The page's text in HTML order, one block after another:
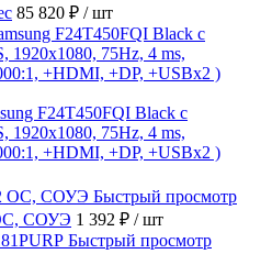
85 820 ₽ / шт
F24T450FQI Black с
1920x1080, 75Hz, 4 ms,
+HDMI, +DP, +USBx2 )
Быстрый просмотр
СОУЭ 1 392 ₽ / шт
Быстрый просмотр